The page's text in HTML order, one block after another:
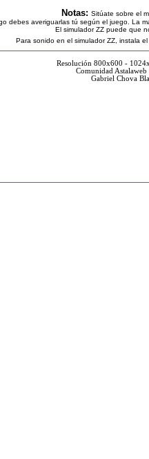
Notas: Sitúate sobre el
debes averiguarlas tú según el juego. La
El simulador ZZ puede que
Para sonido en el simulador ZZ, instala
Resolución 800x600 -
Comunidad
Gabriel Chova